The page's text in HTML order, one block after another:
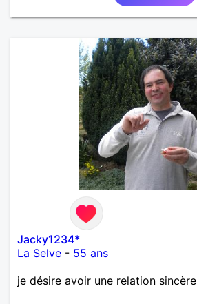
Jacky1234*
La Selve - 55 ans
je désire avoir une relation sincère